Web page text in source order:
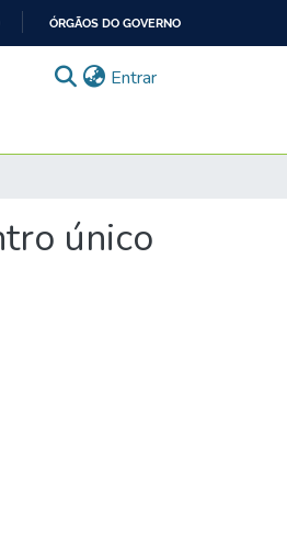
ÓRGÃOS DO GOVERNO
Entrar(current)
único